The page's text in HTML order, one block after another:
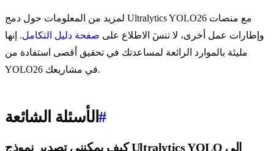
لمزيد من المعلومات حول دمج Ultralytics YOLO26 مع منصات
وإطارات عمل أخرى، لا تنسَ الاطلاع على صفحة دليل التكامل. إنها
مليئة بالموارد الرائعة لمساعدتك في تحقيق أقصى استفادة من
YOLO26 في مشاريعك.
الأسئلة الشائعة#
كيف يمكنني تصدير نموذج Ultralytics YOLO إلى